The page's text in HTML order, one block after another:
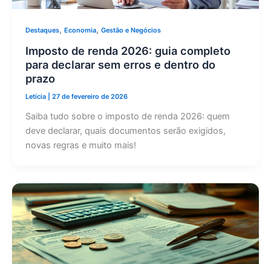
Destaques, Economia, Gestão e Negócios
Imposto de renda 2026: guia completo
para declarar sem erros e dentro do
prazo
Letícia 27 de fevereiro de 2026
Saiba tudo sobre o imposto de renda 2026: quem
deve declarar, quais documentos serão exigidos,
novas regras e muito mais!